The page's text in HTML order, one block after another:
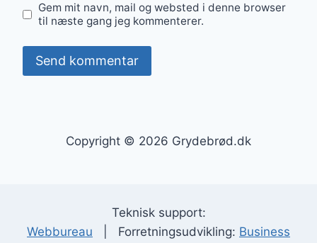
Gem mit navn, mail og websted i denne browser
til næste gang jeg kommenterer.
Copyright © 2026 Grydebrød.dk
Teknisk support:
Webbureau | Forretningsudvikling: Business